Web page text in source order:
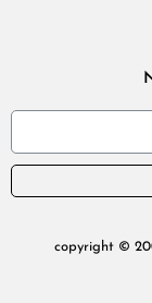
copyright ©